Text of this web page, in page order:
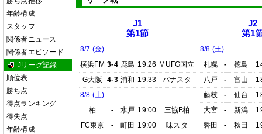
年齢構成
スタッフ
関係者ニュース
関係者エピソード
Jリーグ記録
順位表
勝ち点
得点ランキング
得失点
年齢構成
J1
第1節
8/7 (金)
横浜FM 3-4 鹿島 19:26 MUFG国立
G大阪
4-3 浦和 19:33
パナスタ
8/8 (土)
柏
- 水戸 19:00
三協F柏
FC東京
- 町田 19:00
味スタ
J2
第1
8/8 (土)
札幌
- 徳島
八戸
- 富山
藤枝
- 仙台
大宮
- 新潟
磐田
- 秋田